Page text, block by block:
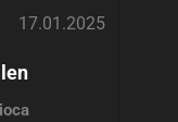
17.01.2025